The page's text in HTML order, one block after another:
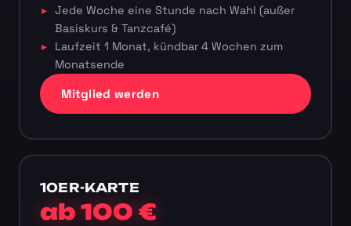
Jede Woche eine Stunde nach Wahl (außer
Basiskurs & Tanzcafé)
Laufzeit 1 Monat, kündbar 4 Wochen zum
Monatsende
Mitglied werden
10ER-KARTE
ab 100 €